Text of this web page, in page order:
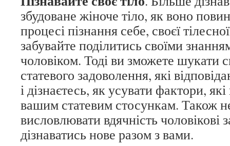
збудоване жіноче тіло, як воно
процесі пізнання себе, своєї
забувайте поділитись своїми
чоловіком. Тоді ви зможете
статевого задоволення, які
і дізнаєтесь, як усувати фактори,
вашим статевим стосункам. Також
висловлювати вдячність чоловікові
дізнаватись нове разом з вами.